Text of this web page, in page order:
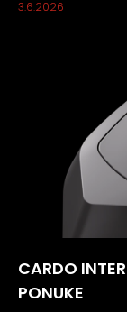
3.6.2026
CARDO
PONUKE